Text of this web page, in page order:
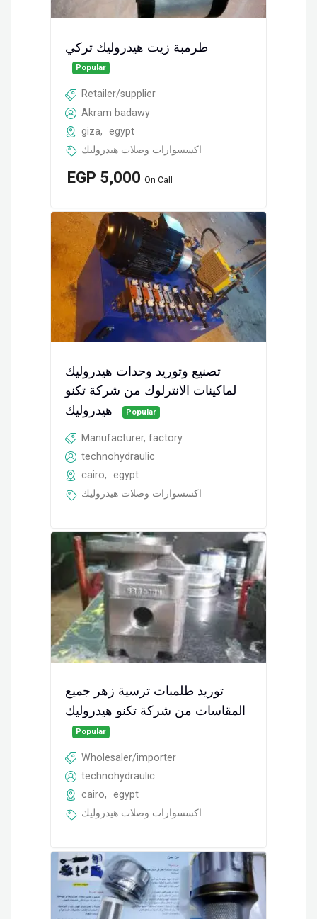
طرمبة زيت هيدروليك تركي
Popular
Retailer/supplier
Akram badawy
giza,
egypt
اكسسوارات وصلات هيدروليك
EGP 5,000 On Call
تصنيع وتوريد وحدات هيدروليك
لماكينات الانترلوك من شركة تكنو
هيدروليك
Popular
Manufacturer, factory
technohydraulic
cairo,
egypt
اكسسوارات وصلات هيدروليك
توريد طلمبات ترسية زهر جميع
المقاسات من شركة تكنو هيدروليك
Popular
Wholesaler/importer
technohydraulic
cairo,
egypt
اكسسوارات وصلات هيدروليك